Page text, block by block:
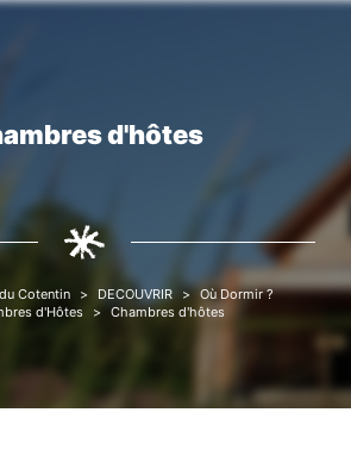
d'hôtes
Cotentin DECOUVRIR
Où Dormir ?
d'Hôtes
Chambres d'hôtes